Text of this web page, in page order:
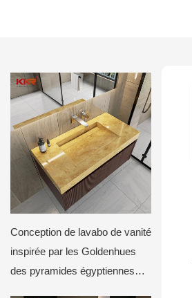
Conception de lavabo de vanité
inspirée par les Goldenhues
des pyramides égyptiennes